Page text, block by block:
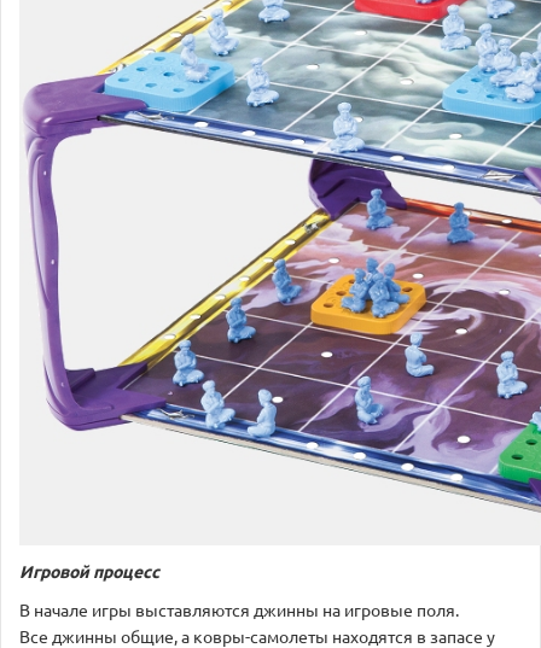
Игровой процесс
В начале игры выставляются джинны на игровые поля.
Все джинны общие, а ковры-самолеты находятся в запасе у